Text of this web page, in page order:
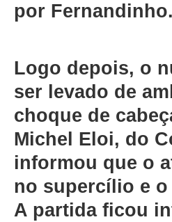
por Fernandinho.
Logo depois, o
ser levado de
choque de
Michel Eloi, do
informou que o
no supercílio e o
A partida ficou